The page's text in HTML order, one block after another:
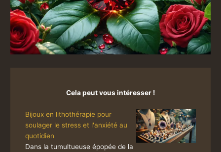
Cela peut vous intéresser !
Bijoux en lithothérapie pour
soulager le stress et l'anxiété au
quotidien
Dans la tumultueuse épopée de la